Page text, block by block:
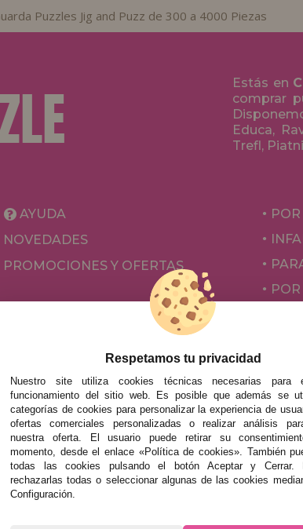
Puzzles Jig and Puzz de 300 a 4000 Piezas
Estás en
comprar
Educa,
Trefl,
AYUDA
NOVEDADES
PROMOCIONES Y OFERTAS
tus puzzles a cualquier ciudad del territorio
Castellón, Ceuta, Ciudad Real, Córdoba,
Melilla, Murcia, Navarra, Orense, Palencia,
Respetamos tu privacidad
Nuestro site utiliza cookies técnicas necesarias para
funcionamiento del sitio web. Es posible que además se
categorías de cookies para personalizar la experiencia de
ofertas comerciales personalizadas o realizar análisis
nuestra oferta. El usuario puede retirar su
momento, desde el enlace «Política de cookies». También
todas las cookies pulsando el botón Aceptar y Cerrar.
rechazarlas todas o seleccionar algunas de las cookies
Configuración.